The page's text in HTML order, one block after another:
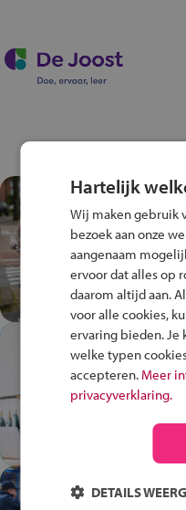
Speel
en
In
op
Hartelijk
Wij maken gebruik
bezoek aan onze
aangenaam
ervoor dat alles op
daarom altijd aan.
voor alle cookies,
ervaring bieden. Je
welke typen
accepteren. Meer
privacyverklaring.
DETAILS